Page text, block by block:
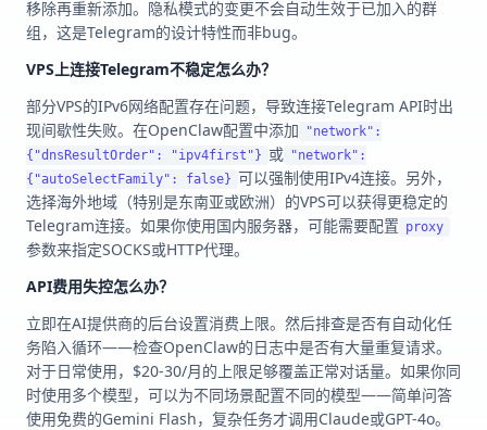
移除再重新添加。隐私模式的变更不会自动生效于已加入的群
组，这是Telegram的设计特性而非bug。
VPS上连接Telegram不稳定怎么办？
部分VPS的IPv6网络配置存在问题，导致连接Telegram API时出
现间歇性失败。在OpenClaw配置中添加
"network":
{"dnsResultOrder": "ipv4first"} 或 "network":
{"autoSelectFamily": false} 可以强制使用IPv4连接。另外，
选择海外地域（特别是东南亚或欧洲）的VPS可以获得更稳定的
Telegram连接。如果你使用国内服务器，可能需要配置 proxy
参数来指定SOCKS或HTTP代理。
API费用失控怎么办？
立即在AI提供商的后台设置消费上限。然后排查是否有自动化任
务陷入循环——检查OpenClaw的日志中是否有大量重复请求。
对于日常使用，$20-30/月的上限足够覆盖正常对话量。如果你同
时使用多个模型，可以为不同场景配置不同的模型——简单问答
使用免费的Gemini Flash，复杂任务才调用Claude或GPT-4o。